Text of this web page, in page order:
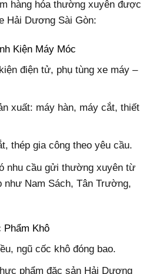
hàng hóa thường xuyên được
Hải Dương Sài Gòn:
Kiện Máy Móc
điện tử, phụ tùng xe máy –
xuất: máy hàn, máy cắt, thiết
thép gia công theo yêu cầu.
nhu cầu gửi thường xuyên từ
như Nam Sách, Tân Trường,
Phẩm Khô
ngũ cốc khô đóng bao.
phẩm đặc sản Hải Dương